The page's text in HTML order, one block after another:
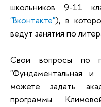
школьников 9-11
"Вконтакте"), в
ведут занятия по
Свои вопросы по
"Фундаментальная и
можете задать
программы